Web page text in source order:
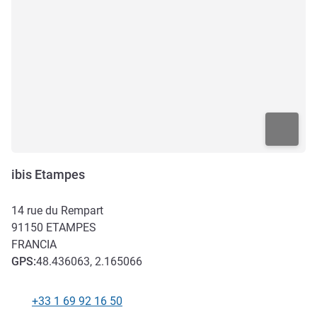
ibis Etampes
14 rue du Rempart
91150 ETAMPES
FRANCIA
GPS:48.436063, 2.165066
Teléfono
+33 1 69 92 16 50